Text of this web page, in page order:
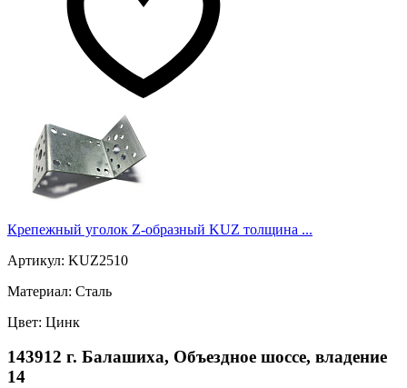
Крепежный уголок Z-образный KUZ толщина ...
Артикул: KUZ2510
Материал: Сталь
Цвет: Цинк
143912 г. Балашиха, Объездное шоссе, владение
14